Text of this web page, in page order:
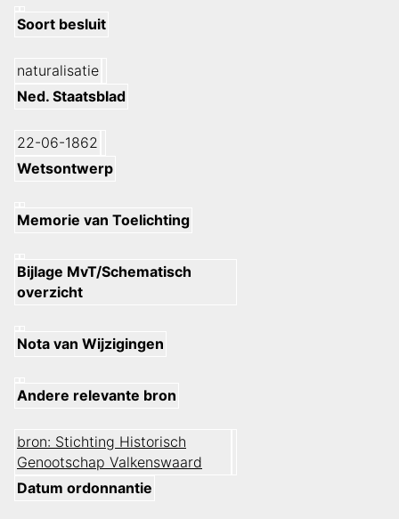
Soort besluit
naturalisatie
Ned. Staatsblad
22-06-1862
Wetsontwerp
Memorie van Toelichting
Bijlage MvT/Schematisch
overzicht
Nota van Wijzigingen
Andere relevante bron
bron: Stichting Historisch
Genootschap Valkenswaard
Datum ordonnantie